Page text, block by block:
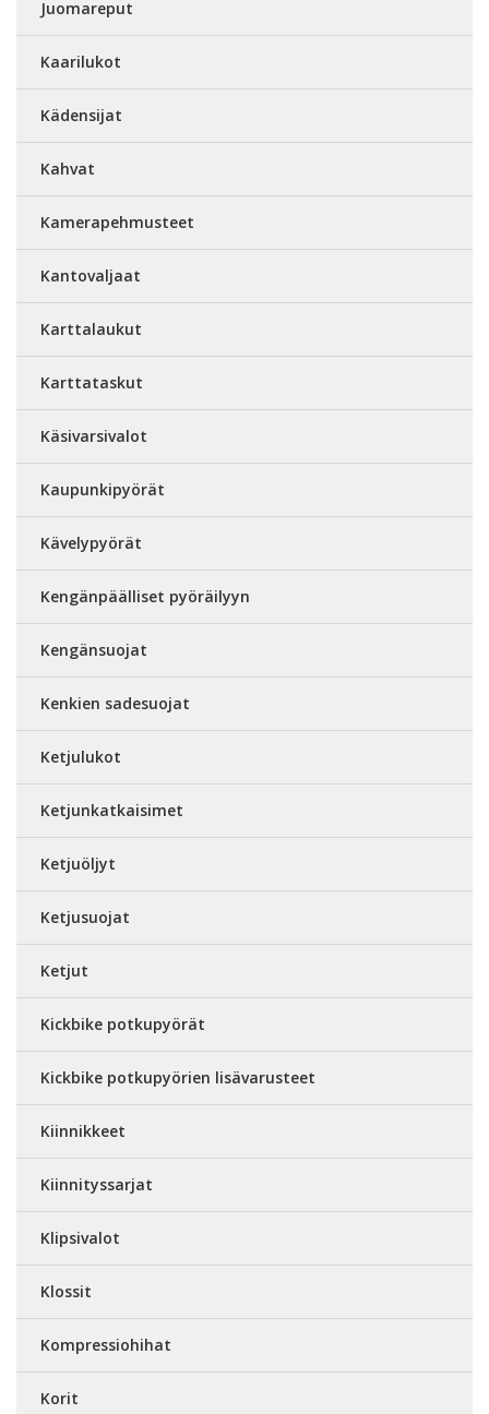
Juomareput
Kaarilukot
Kädensijat
Kahvat
Kamerapehmusteet
Kantovaljaat
Karttalaukut
Karttataskut
Käsivarsivalot
Kaupunkipyörät
Kävelypyörät
Kengänpäälliset pyöräilyyn
Kengänsuojat
Kenkien sadesuojat
Ketjulukot
Ketjunkatkaisimet
Ketjuöljyt
Ketjusuojat
Ketjut
Kickbike potkupyörät
Kickbike potkupyörien lisävarusteet
Kiinnikkeet
Kiinnityssarjat
Klipsivalot
Klossit
Kompressiohihat
Korit